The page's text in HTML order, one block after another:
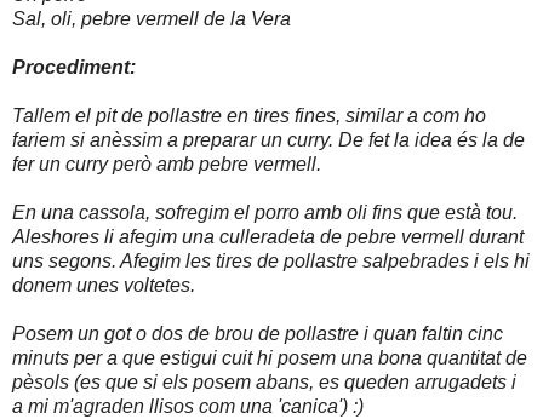
Sal, oli, pebre vermell de la Vera
Procediment:
Tallem el pit de pollastre en tires fines, similar a com ho
fariem si anèssim a preparar un curry. De fet la idea és la de
fer un curry però amb pebre vermell.
En una cassola, sofregim el porro amb oli fins que està tou.
Aleshores li afegim una culleradeta de pebre vermell durant
uns segons. Afegim les tires de pollastre salpebrades i els hi
donem unes voltetes.
Posem un got o dos de brou de pollastre i quan faltin cinc
minuts per a que estigui cuit hi posem una bona quantitat de
pèsols (es que si els posem abans, es queden arrugadets i
a mi m'agraden llisos com una 'canica') :)